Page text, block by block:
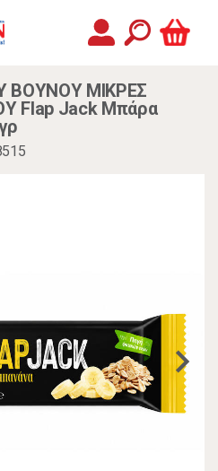
ΒΟΥΝΟΥ ΜΙΚΡΕΣ
Flap Jack Μπάρα